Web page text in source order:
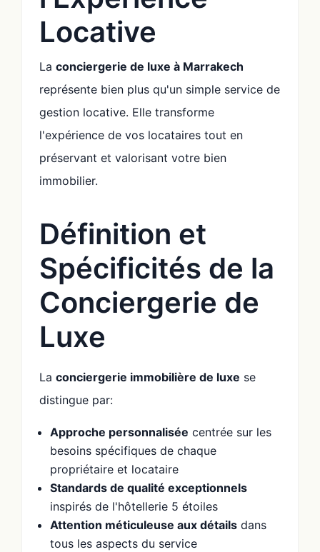
Locative
La conciergerie de luxe à Marrakech
représente bien plus qu'un simple service de
gestion locative. Elle transforme
l'expérience de vos locataires tout en
préservant et valorisant votre bien
immobilier.
Définition et
Spécificités de la
Conciergerie de
Luxe
La conciergerie immobilière de luxe se
distingue par:
Approche personnalisée centrée sur les
besoins spécifiques de chaque
propriétaire et locataire
Standards de qualité exceptionnels
inspirés de l'hôtellerie 5 étoiles
Attention méticuleuse aux détails dans
tous les aspects du service